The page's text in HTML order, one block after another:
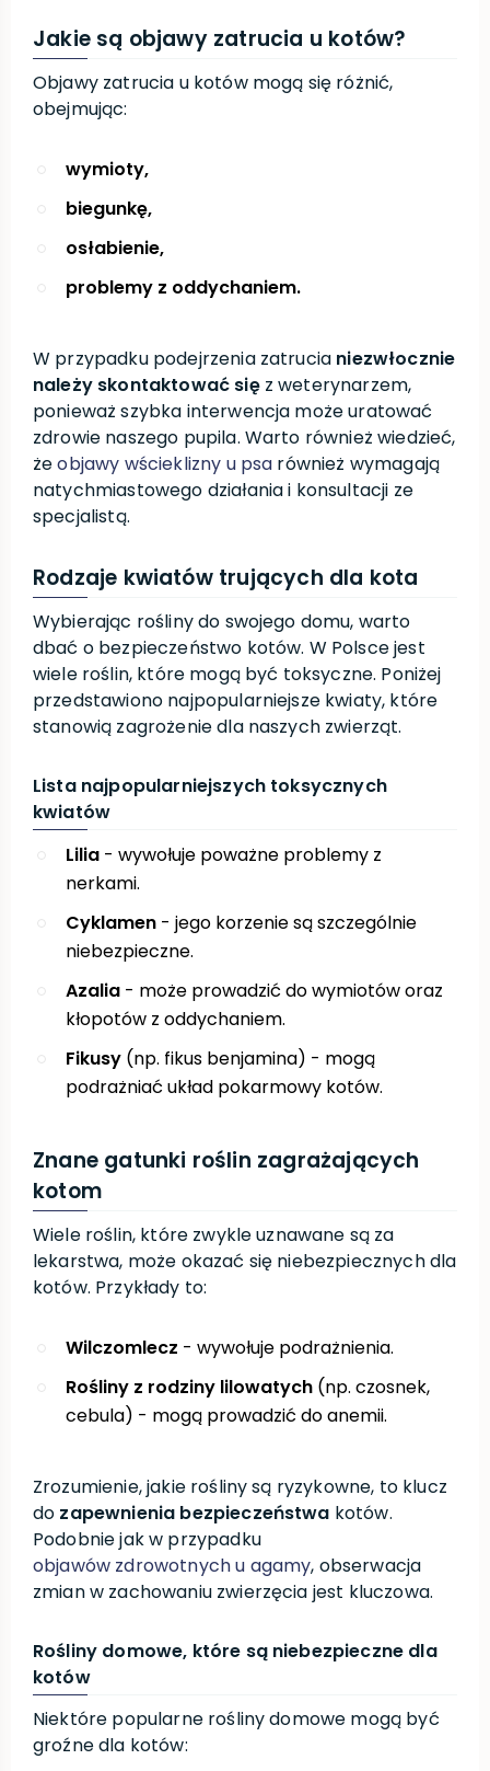
Jakie są objawy zatrucia u kotów?
Objawy zatrucia u kotów mogą się różnić,
obejmując:
wymioty,
biegunkę,
osłabienie,
problemy z oddychaniem.
W przypadku podejrzenia zatrucia niezwłocznie
należy skontaktować sięz weterynarzem,
ponieważ szybka interwencja może uratować
zdrowie naszego pupila. Warto również wiedzieć,
żeobjawy wścieklizny u psa również wymagają
natychmiastowego działania i konsultacji ze
specjalistą.
Rodzaje kwiatów trujących dla kota
Wybierając rośliny do swojego domu, warto
dbać o bezpieczeństwo kotów. W Polsce jest
wiele roślin, które mogą być toksyczne. Poniżej
przedstawiono najpopularniejsze kwiaty, które
stanowią zagrożenie dla naszych zwierząt.
Lista najpopularniejszych toksycznych
kwiatów
Lilia - wywołuje poważne problemy z
nerkami.
Cyklamen - jego korzenie są szczególnie
niebezpieczne.
Azalia - może prowadzić do wymiotów oraz
kłopotów z oddychaniem.
Fikusy (np. fikus benjamina) - mogą
podrażniać układ pokarmowy kotów.
Znane gatunki roślin zagrażających
kotom
Wiele roślin, które zwykle uznawane są za
lekarstwa, może okazać się niebezpiecznych dla
kotów. Przykłady to:
Wilczomlecz - wywołuje podrażnienia.
Rośliny z rodziny lilowatych (np. czosnek,
cebula) - mogą prowadzić do anemii.
Zrozumienie, jakie rośliny są ryzykowne, to klucz
do zapewnienia bezpieczeństwa kotów.
Podobnie jak w przypadku
objawów zdrowotnych u agamy, obserwacja
zmian w zachowaniu zwierzęcia jest kluczowa.
Rośliny domowe, które są niebezpieczne dla
kotów
Niektóre popularne rośliny domowe mogą być
groźne dla kotów: